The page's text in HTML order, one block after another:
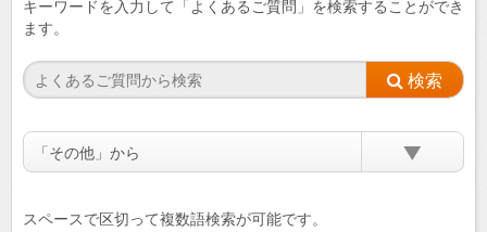
キーワードを入力して「よくあるご質問」を検索することができ
ます。
「その他」から
スペースで区切って複数語検索が可能です。